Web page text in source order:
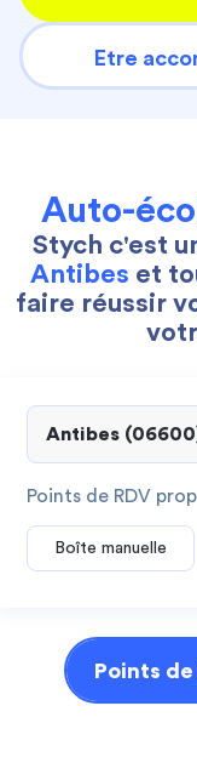
Etre
Auto-
Stych c'est
Antibes et
faire réussir
Points de RDV
Boîte manuelle
Points de